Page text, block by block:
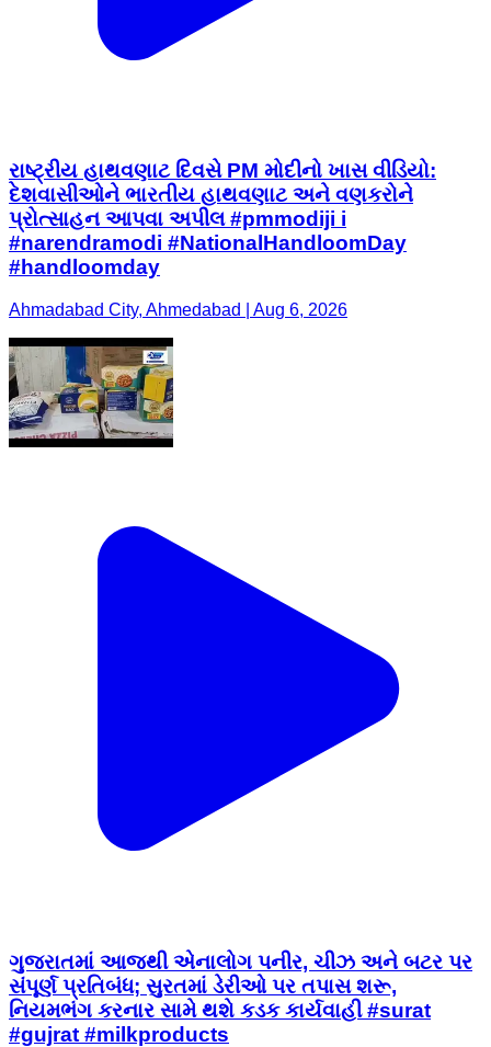
રાષ્ટ્રીય હાથવણાટ દિવસે PM મોદીનો ખાસ વીડિયો:
દેશવાસીઓને ભારતીય હાથવણાટ અને વણકરોને
પ્રોત્સાહન આપવા અપીલ #pmmodiji i
#narendramodi #NationalHandloomDay
#handloomday
Ahmadabad City, Ahmedabad | Aug 6, 2026
ગુજરાતમાં આજથી એનાલોગ પનીર, ચીઝ અને બટર પર
સંપૂર્ણ પ્રતિબંધ; સુરતમાં ડેરીઓ પર તપાસ શરૂ,
નિયમભંગ કરનાર સામે થશે કડક કાર્યવાહી #surat
#gujrat #milkproducts